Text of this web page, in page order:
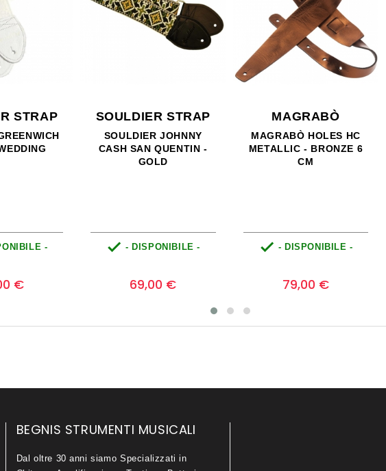
STRAP
-
€
SOULDIER STRAP
SOULDIER JOHNNY
CASH SAN QUENTIN -
GOLD
 - DISPONIBILE -
69,00 €
MAGRABÒ
MAGRABÒ HOLES HC
METALLIC - BRONZE 6
CM
 - DISPONIBILE -
79,00 €
BEGNIS STRUMENTI MUSICALI
Dal oltre 30 anni siamo Specializzati in